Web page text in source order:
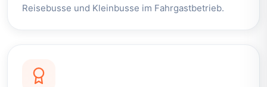
Reisebusse und Kleinbusse im Fahrgastbetrieb.